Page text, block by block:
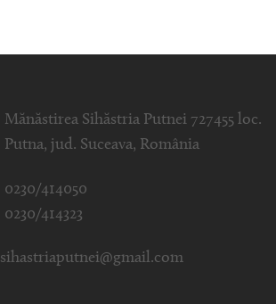
Mănăstirea Sihăstria Putnei 727455 loc.
Putna, jud. Suceava, România
0230/414050
0230/414323
sihastriaputnei@gmail.com